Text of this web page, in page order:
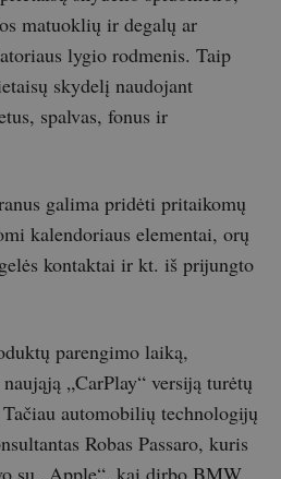
matuoklių ir degalų ar
lygio rodmenis. Taip
skydelį naudojant
spalvas, fonus ir
galima pridėti pritaikomų
kalendoriaus elementai, orų
kontaktai ir kt. iš prijungto
parengimo laiką,
„CarPlay“ versiją turėtų
automobilių technologijų
Robas Passaro, kuris
su „Apple“, kai dirbo BMW,